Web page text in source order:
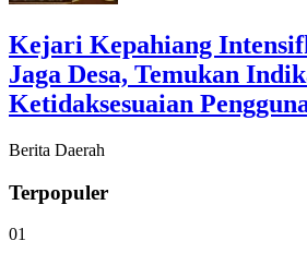
Kejari Kepahiang
Jaga Desa, Temukan
Ketidaksesuaian
Berita Daerah
Terpopuler
01